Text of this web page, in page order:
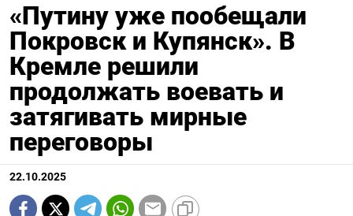
«Путину уже пообещали
Покровск и Купянск». В
Кремле решили
продолжать воевать и
затягивать мирные
переговоры
22.10.2025